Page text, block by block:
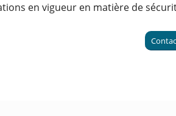
en vigueur en matière de